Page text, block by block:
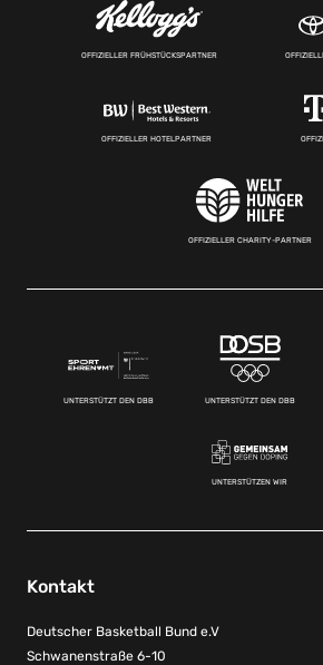
OFFIZIELLER FRÜHSTÜCKSPARTNER
OFFIZIELLER HOTELPARTNER
OFFIZIELLER CHARITY-PARTNER
UNTERSTÜTZT DEN DBB UNTERSTÜTZT DEN DBB
UNTERSTÜTZEN WIR
Kontakt
Deutscher Basketball Bund e.V
Schwanenstraße 6-10